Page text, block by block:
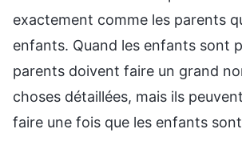
exactement comme les parents
enfants. Quand les enfants sont
parents doivent faire un grand
choses détaillées, mais ils
faire une fois que les enfants